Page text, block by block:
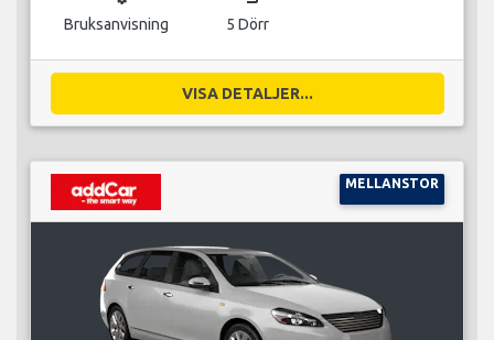
Bruksanvisning 5 Dörr
VISA DETALJER...
MELLANSTOR